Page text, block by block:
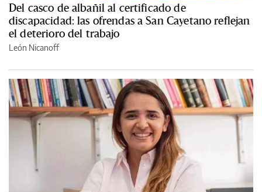
Del casco de albañil al certificado de
discapacidad: las ofrendas a San Cayetano reflejan
el deterioro del trabajo
León Nicanoff